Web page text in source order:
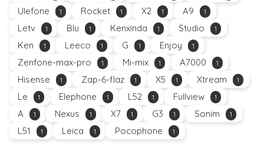
Ulefone 1 Rocket 1 X2 1 A9 1
Letv 1 Blu 1 Kenxinda 1 Studio 1
Ken 1 Leeco 1 G 1 Enjoy 1
Zenfone-max-pro 1 Mi-mix 1 A7000 1
Hisense 1 Zap-6-flaz 1 X5 1 Xtream 1
Le 1 Elephone 1 L52 1 Fullview 1
A 1 Nexus 1 X7 1 G3 1 Sonim 1
L51 1 Leica 1 Pocophone 1